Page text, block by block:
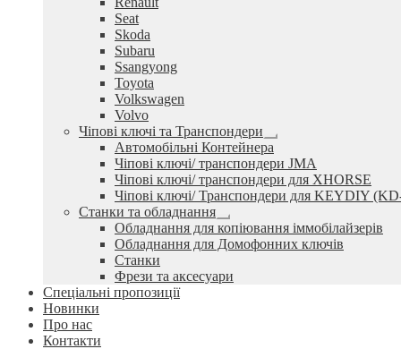
Seat
Skoda
Subaru
Ssangyong
Toyota
Volkswagen
Volvo
Чіпові ключі та Транспондери
Розгорнуте
вкладене
меню
Автомобільні Контейнера
Чіпові ключі/ транспондери JMA
Чіпові ключі/ транспондери для XHORSE
Чіпові ключі/ Транспондери для KEYDIY
Станки та обладнання
Розгорнуте
вкладене
меню
Обладнання для копіювання іммобілайзерів
Обладнання для Домофонних ключів
Станки
Фрези та аксесуари
Спеціальні пропозиції
Новинки
Про нас
Контакти